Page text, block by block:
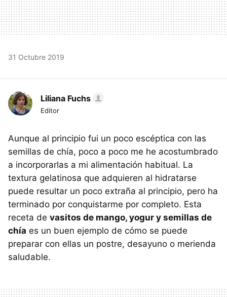
31 Octubre 2019
Liliana Fuchs
Editor
Aunque al principio fui un poco escéptica con las
semillas de chía, poco a poco me he acostumbrado
a incorporarlas a mi alimentación habitual. La
textura gelatinosa que adquieren al hidratarse
puede resultar un poco extraña al principio, pero ha
terminado por conquistarme por completo. Esta
receta de vasitos de mango, yogur y semillas de
chía es un buen ejemplo de cómo se puede
preparar con ellas un postre, desayuno o merienda
saludable.